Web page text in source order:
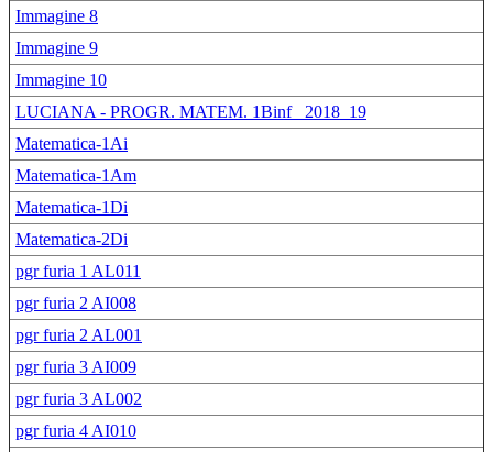
Immagine 8
Immagine 9
Immagine 10
LUCIANA - PROGR. MATEM. 1Binf_ 2018_19
Matematica-1Ai
Matematica-1Am
Matematica-1Di
Matematica-2Di
pgr furia 1 AL011
pgr furia 2 AI008
pgr furia 2 AL001
pgr furia 3 AI009
pgr furia 3 AL002
pgr furia 4 AI010